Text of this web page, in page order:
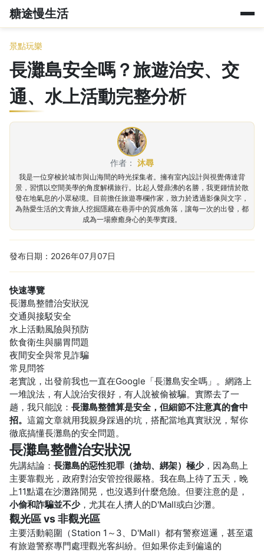
糖途慢生活
景點玩樂
長灘島安全嗎？旅遊治安、交
通、水上活動完整分析
作者： 沐尋
我是一位穿梭於城市與山海間的時光採集者。擁有室內設計與視覺傳達背
景，習慣以空間美學的角度解構旅行。比起人聲鼎沸的名勝，我更鍾情於散
發在地氣息的小眾秘境。目前擔任旅遊專欄作家，致力於透過影像與文字，
為熱愛生活的文青旅人挖掘隱藏在巷弄中的質感角落，讓每一次的出發，都
成為一場療癒身心的美學實踐。
發布日期：2026年07月07日
快速導覽
長灘島整體治安狀況
交通與接駁安全
水上活動風險與預防
飲食衛生與腸胃問題
夜間安全與常見詐騙
常見問答
老實說，出發前我也一直在Google「長灘島安全嗎」。網路上
一堆說法，有人說治安很好，有人說被偷被騙。實際去了一
趟，我只能說： 長灘島整體算是安全，但細節不注意真的會中
招。 這篇文章就用我親身踩過的坑，搭配當地真實狀況，幫你
徹底搞懂長灘島的安全問題。
長灘島整體治安狀況
先講結論： 長灘島的惡性犯罪（搶劫、綁架）極少，因為島上
主要靠觀光，政府對治安管控很嚴格。我在島上待了五天，晚
上11點還在沙灘路閒晃，也沒遇到什麼危險。但要注意的是，
小偷和詐騙並不少，尤其在人擠人的D'Mall或白沙灘。
觀光區 vs 非觀光區
主要活動範圍（Station 1～3、D'Mall）都有警察巡邏，甚至還
有旅遊警察專門處理觀光客糾紛。但如果你走到偏遠的